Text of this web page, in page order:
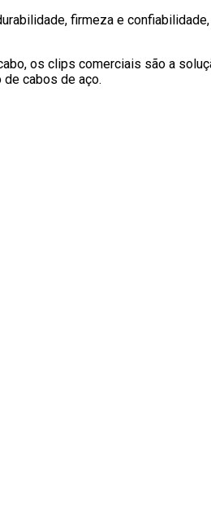
firmeza e
os clips comerciais são a
cabos de aço.